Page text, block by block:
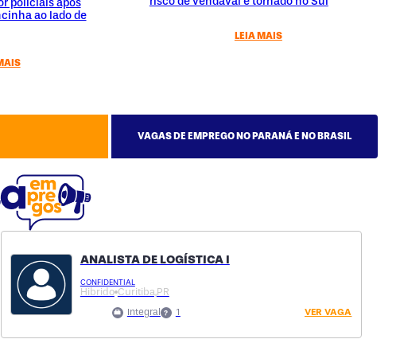
policiais após
ao lado de
LEIA MAIS
VAGAS DE EMPREGO NO PARANÁ E NO BRASIL
ANALISTA DE LOGÍSTICA I
CONFIDENTIAL
Hibrido Curitiba,PR
Integral 1 VER VAGA